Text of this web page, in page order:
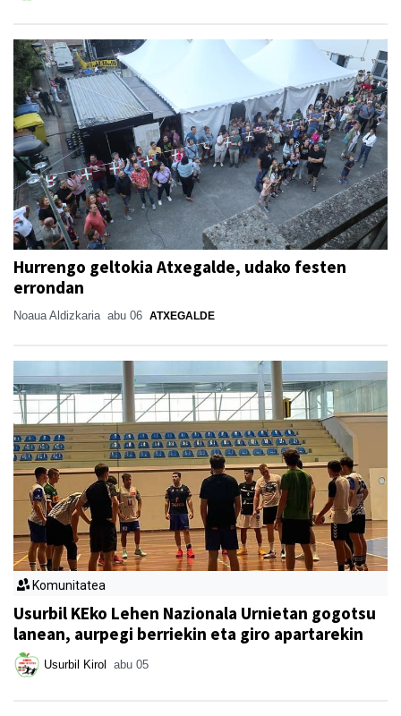
Hurrengo geltokia Atxegalde, udako festen
errondan
Noaua Aldizkaria abu 06 ATXEGALDE
Komunitatea
Usurbil KEko Lehen Nazionala Urnietan gogotsu
lanean, aurpegi berriekin eta giro apartarekin
Usurbil Kirol abu 05